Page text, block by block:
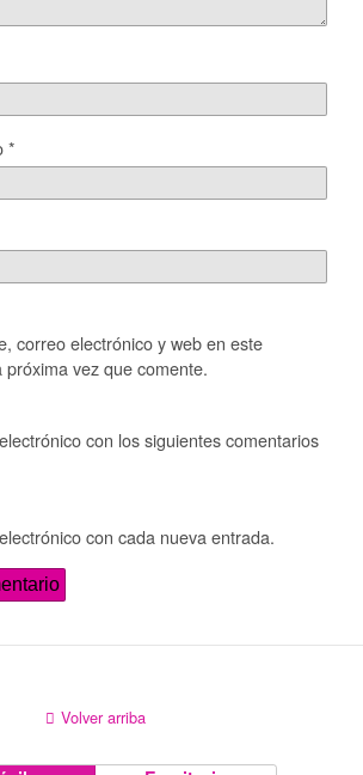
*
correo electrónico y web en este
vez que comente.
con los siguientes comentarios
con cada nueva entrada.
Volver arriba